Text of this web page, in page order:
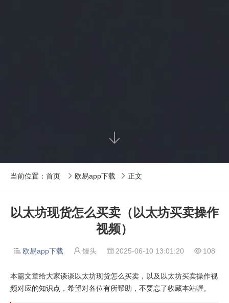

当前位置： 首页  欧易app下载  正文
以太坊现货怎么买卖（以太坊买卖操作
视频）
 欧易app下载  馒头  2025-06-10 13:01:20  108
本篇文章给大家谈谈以太坊现货怎么买卖，以及以太坊买卖操作视
频对应的知识点，希望对各位有所帮助，不要忘了收藏本站喔。